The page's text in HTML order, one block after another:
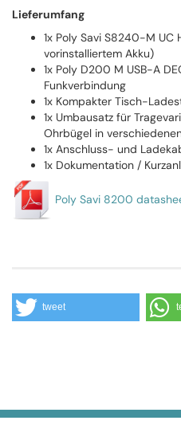
Lieferumfang
1x Poly Savi S8240-M UC
vorinstalliertem Akku)
1x Poly D200 M USB-A
Funkverbindung
1x Kompakter Tisch-
1x Umbausatz für
Ohrbügel in
1x Anschluss- und
1x Dokumentation /
Poly Savi 8200
tweet